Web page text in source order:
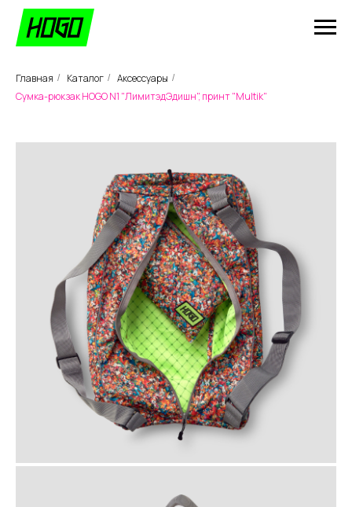
Главная / Каталог / Аксессуары /
Сумка-рюкзак HOGO N1 "ЛимитэдЭдишн", принт "Multik"